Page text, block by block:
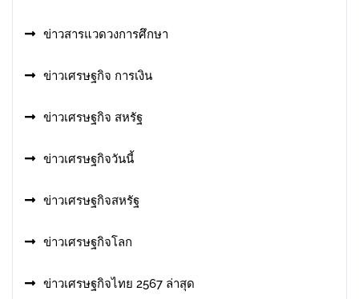
ข่าวสารแวดวงการศึกษา
ข่าวเศรษฐกิจ การเงิน
ข่าวเศรษฐกิจ สหรัฐ
ข่าวเศรษฐกิจวันนี้
ข่าวเศรษฐกิจสหรัฐ
ข่าวเศรษฐกิจโลก
ข่าวเศรษฐกิจไทย 2567 ล่าสุด